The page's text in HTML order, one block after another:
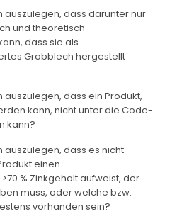
auszulegen, dass darunter nur
und theoretisch
dass sie als
Grobblech hergestellt
auszulegen, dass ein Produkt,
kann, nicht unter die Code-
kann?
auszulegen, dass es nicht
einen
% Zinkgehalt aufweist, der
muss, oder welche bzw.
vorhanden sein?